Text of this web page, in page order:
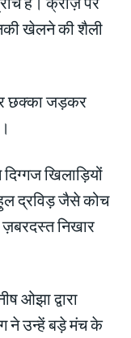
खेलने की शैली
छक्का जड़कर
खिलाड़ियों
द्रविड़ जैसे कोच
निखार
ओझा द्वारा
ने उन्हें बड़े मंच के